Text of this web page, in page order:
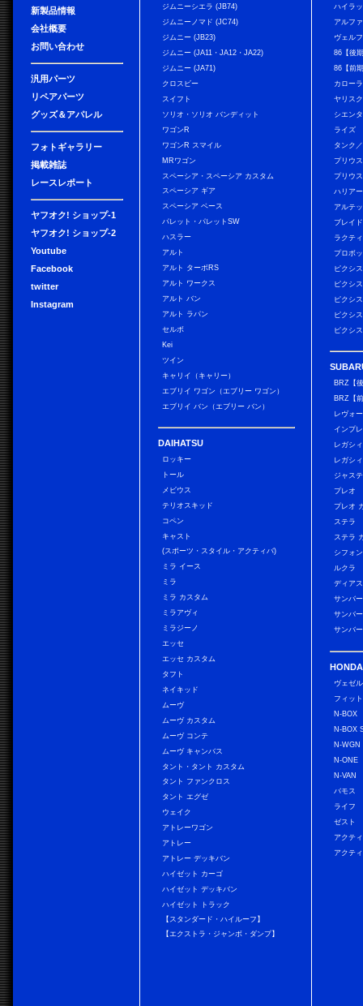
新製品情報
会社概要
お問い合わせ
汎用パーツ
リペアパーツ
グッズ＆アパレル
フォトギャラリー
掲載雑誌
レースレポート
ヤフオク! ショップ-1
ヤフオク! ショップ-2
Youtube
Facebook
twitter
Instagram
ジムニーシエラ (JB74)
ジムニーノマド (JC74)
ジムニー (JB23)
ジムニー (JA11・JA12・JA22)
ジムニー (JA71)
クロスビー
スイフト
ソリオ・ソリオ バンディット
ワゴンR
ワゴンR スマイル
MRワゴン
スペーシア・スペーシア カスタム
スペーシア ギア
スペーシア ベース
パレット・パレットSW
ハスラー
アルト
アルト ターボRS
アルト ワークス
アルト バン
アルト ラパン
セルボ
Kei
ツイン
キャリイ（キャリー）
エブリイ ワゴン（エブリー ワゴン）
エブリイ バン（エブリー バン）
DAIHATSU
ロッキー
トール
メビウス
テリオスキッド
コペン
キャスト
(スポーツ・スタイル・アクティバ)
ミラ イース
ミラ
ミラ カスタム
ミラアヴィ
ミラジーノ
エッセ
エッセ カスタム
タフト
ネイキッド
ムーヴ
ムーヴ カスタム
ムーヴ コンテ
ムーヴ キャンバス
タント・タント カスタム
タント ファンクロス
タント エグゼ
ウェイク
アトレーワゴン
アトレー
アトレー デッキバン
ハイゼット カーゴ
ハイゼット デッキバン
ハイゼット トラック
【スタンダード・ハイルーフ】
【エクストラ・ジャンボ・ダンプ】
ハイラ
アルフ
ヴェル
86【後
86【前
カロー
ヤリス
シエンタ
ライズ
タンク
プリウス
プリウ
ハリアー
アルテ
ブレイド
ラクテ
プロボ
ピクシ
ピクシ
ピクシ
ピクシ
ピクシ
BRZ【
BRZ【
レヴォ
インプ
レガシ
レガシ
ジャス
プレオ
プレオ
ステラ
ステラ
シフォ
ルクラ
ディア
サンバ
サンバ
サンバ
HONDA
ヴェゼル
フィット
N-BOX
N-BOX
N-WGN
N-ONE
N-VAN
バモス
ライフ
ゼスト
アクテ
アクテ